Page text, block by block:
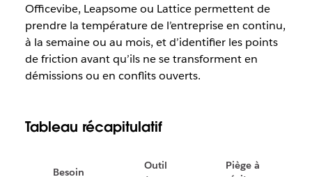
Officevibe, Leapsome ou Lattice permettent de
prendre la température de l’entreprise en continu,
à la semaine ou au mois, et d’identifier les points
de friction avant qu’ils ne se transforment en
démissions ou en conflits ouverts.
Tableau récapitulatif
Besoin
Outil
Piège à